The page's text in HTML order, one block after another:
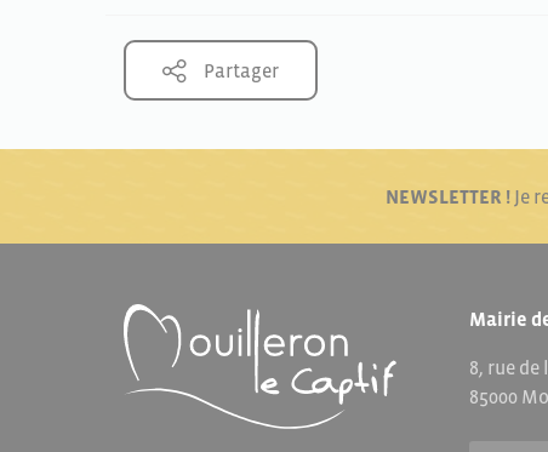
Partager
NEWSLETTER !Je
Mairie
8, rue
85000